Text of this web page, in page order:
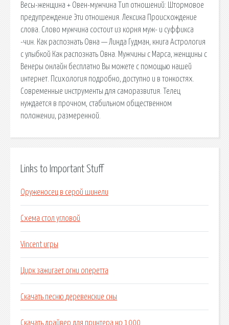
Весы-женщина + Овен-мужчина Тип отношений: Штормовое
предупреждение Эти отношения. Лексика Происхождение
слова. Слово мужчина состоит из корня муж- и суффикса
-чин. Как распознать Овна — Линда Гудман, книга Астрология
с улыбкой Как распознать Овна. Мужчины с Марса, женщины с
Венеры онлайн бесплатно Вы можете с помощью нашей
интернет. Психология подробно, доступно и в тонкостях.
Современные инструменты для саморазвития. Телец
нуждается в прочном, стабильном общественном
положении, размеренной.
Links to Important Stuff
Оруженосец в серой шинели
Схема стол угловой
Vincent игры
Цирк зажигает огни оперетта
Скачать песню деревенские сны
Скачать драйвер для принтера нр 1000